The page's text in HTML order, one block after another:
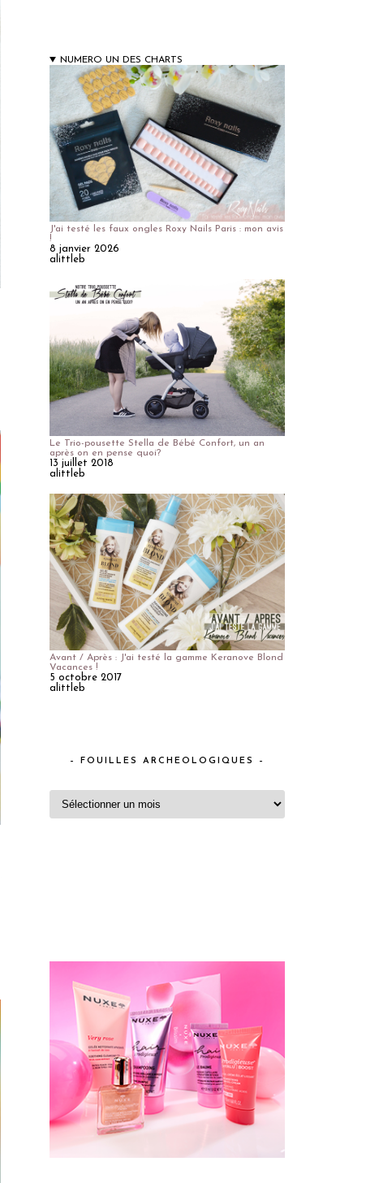
NUMERO UN DES CHARTS
J'ai testé les faux ongles Roxy Nails Paris : mon avis
!
8 janvier 2026
alittleb
Le Trio-pousette Stella de Bébé Confort, un an
après on en pense quoi?
13 juillet 2018
alittleb
Avant / Après : J'ai testé la gamme Keranove Blond
Vacances !
5 octobre 2017
alittleb
– FOUILLES ARCHEOLOGIQUES –